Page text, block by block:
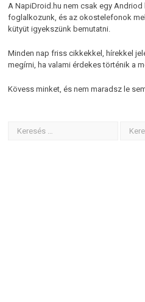
A NapiDroid.hu nem csak egy
foglalkozunk, és az okostelefonok
kütyüt igyekszünk bemutatni.
Minden nap friss cikkekkel, hírekkel
megírni, ha valami érdekes történik a
Kövess minket, és nem maradsz le